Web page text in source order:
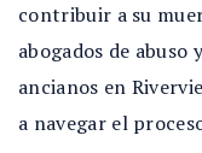
contribuir a su
abogados de abuso
ancianos en
a navegar el